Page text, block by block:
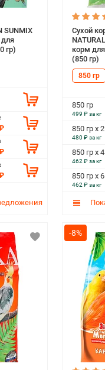
SUNMIX
для
гр)
Сухой
корм
(850 гр)
850 гр
850 гр
499 ₽ за кг
850 гр х
480 ₽ за кг
850 гр х
462 ₽ за кг
850 гр х
462 ₽ за кг
-8%